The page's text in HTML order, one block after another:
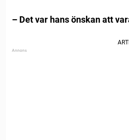
– Det var hans önskan att